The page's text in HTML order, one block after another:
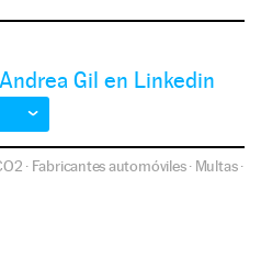
Gil en Linkedin
· Fabricantes automóviles· Multas·